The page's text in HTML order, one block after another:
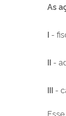
As
I -
II -
III -